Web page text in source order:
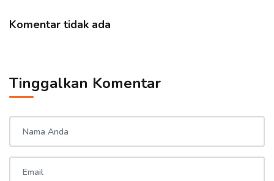
Komentar tidak ada
Tinggalkan Komentar